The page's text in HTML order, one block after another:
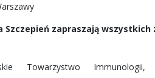
Szczepień zapraszają
Towarzystwo